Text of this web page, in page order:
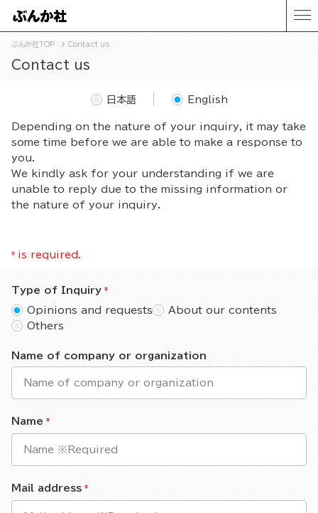
ぶんか社TOP Contact us
Contact us
Depending on the nature of your inquiry, it may take
some time before we are able to make a response to
you.
We kindly ask for your understanding if we are
unable to reply due to the missing information or
the nature of your inquiry.
日本語 English
* is required.
Type of Inquiry
Opinions and requests
About our contents
Others
Name of company or organization
Name
Mail address